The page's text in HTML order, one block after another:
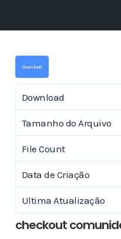
Download
Download
Tamanho do Arquivo
File Count
Data de Criação
Ultima Atualização
checkout